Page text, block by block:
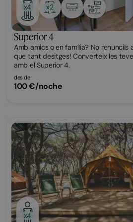
x4 x2
Superior 4
Amb amics o en família? No renunciïs
que tant desitges! Converteix les
amb el Superior 4.
des de
100 €/noche
Glamping
x4